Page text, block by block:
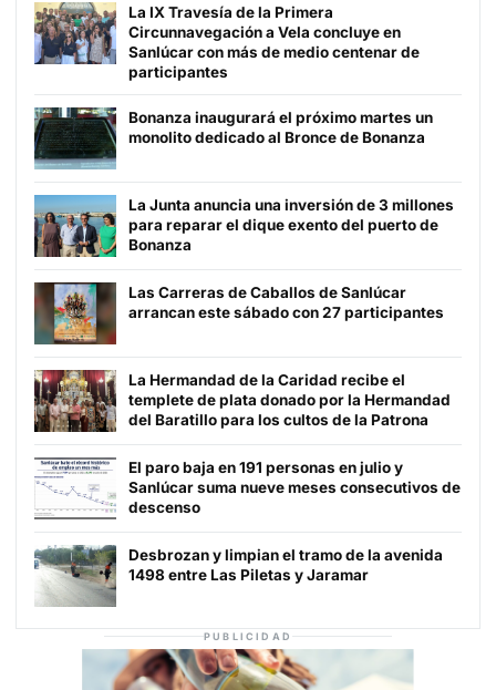
La IX Travesía de la Primera
Circunnavegación a Vela concluye en
Sanlúcar con más de medio centenar de
participantes
Bonanza inaugurará el próximo martes un
monolito dedicado al Bronce de Bonanza
La Junta anuncia una inversión de 3 millones
para reparar el dique exento del puerto de
Bonanza
Las Carreras de Caballos de Sanlúcar
arrancan este sábado con 27 participantes
La Hermandad de la Caridad recibe el
templete de plata donado por la Hermandad
del Baratillo para los cultos de la Patrona
El paro baja en 191 personas en julio y
Sanlúcar suma nueve meses consecutivos de
descenso
Desbrozan y limpian el tramo de la avenida
1498 entre Las Piletas y Jaramar
PUBLICIDAD